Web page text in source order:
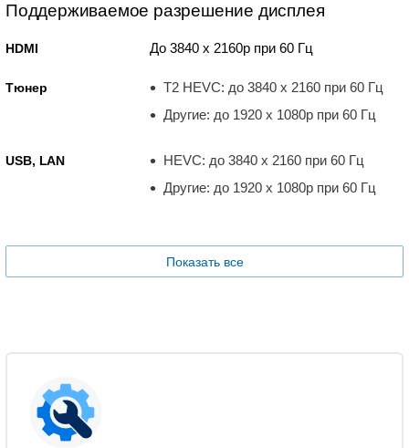
Поддерживаемое разрешение дисплея
HDMI До 3840 x 2160p при 60 Гц
Тюнер
T2 HEVC: до 3840 x 2160 при 60 Гц
Другие: до 1920 x 1080p при 60 Гц
USB, LAN
HEVC: до 3840 x 2160 при 60 Гц
Другие: до 1920 x 1080p при 60 Гц
Показать все